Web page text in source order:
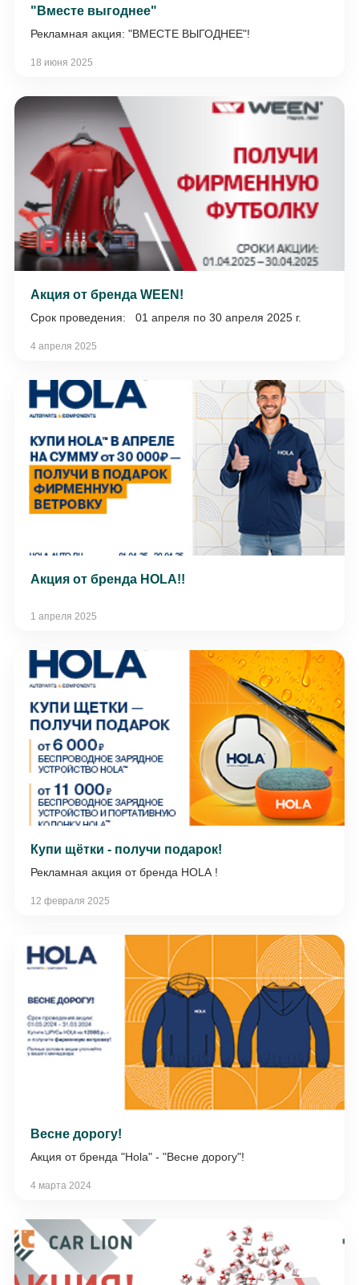
"Вместе выгоднее"
Рекламная акция: "ВМЕСТЕ ВЫГОДНЕЕ"!
18 июня 2025
Акция от бренда WEEN!
Срок проведения: 01 апреля по 30 апреля 2025 г.
4 апреля 2025
Акция от бренда HOLA!!
1 апреля 2025
Купи щётки - получи подарок!
Рекламная акция от бренда HOLA !
12 февраля 2025
Весне дорогу!
Акция от бренда "Hola" - "Весне дорогу"!
4 марта 2024